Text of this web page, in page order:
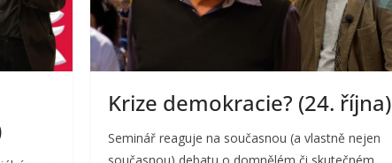
Krize demokracie? (24. října)
Seminář reaguje na současnou (a vlastně nejen